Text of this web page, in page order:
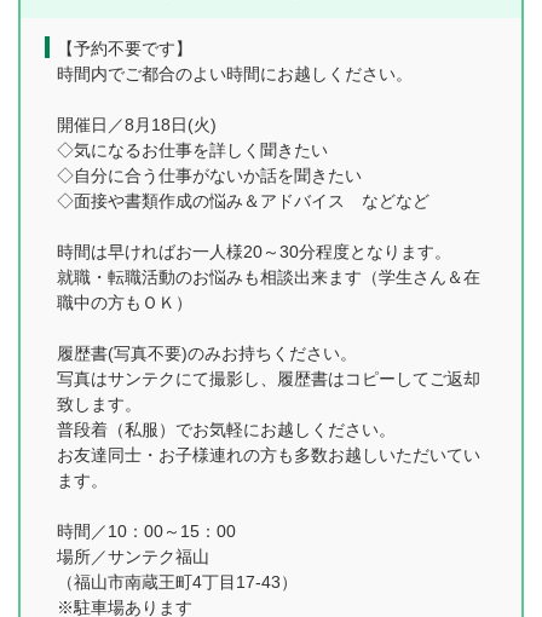
【予約不要です】
時間内でご都合のよい時間にお越しください。
開催日／8月18日(火)
◇気になるお仕事を詳しく聞きたい
◇自分に合う仕事がないか話を聞きたい
◇面接や書類作成の悩み＆アドバイス などなど
時間は早ければお一人様20～30分程度となります。
就職・転職活動のお悩みも相談出来ます（学生さん＆在
職中の方もＯＫ）
履歴書(写真不要)のみお持ちください。
写真はサンテクにて撮影し、履歴書はコピーしてご返却
致します。
普段着（私服）でお気軽にお越しください。
お友達同士・お子様連れの方も多数お越しいただいてい
ます。
時間／10：00～15：00
場所／サンテク福山
（福山市南蔵王町4丁目17-43）
※駐車場あります